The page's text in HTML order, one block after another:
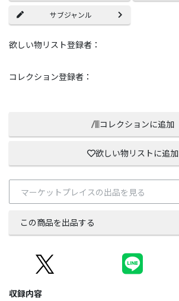
サブジャンル
欲しい物リスト登録者：
コレクション登録者：
コレクションに追加
欲しい物リストに追加
マーケットプレイスの出品を見る
この商品を出品する
収録内容